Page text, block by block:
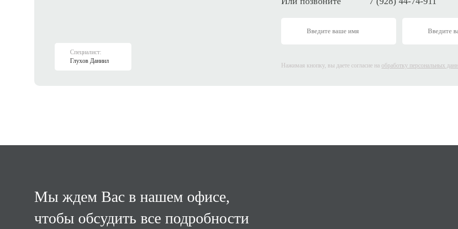
Специалист:
Глухов Даниил
Нажимая кнопку, вы даете согласие на обработку персональных
Мы ждем Вас в нашем офисе,
чтобы обсудить все подробности